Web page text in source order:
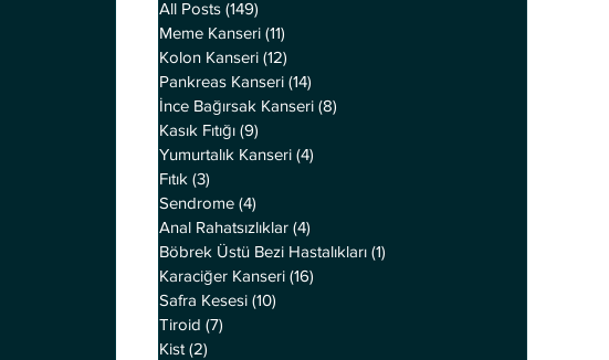
All Posts (149)
Meme Kanseri (11)
Kolon Kanseri (12)
Pankreas Kanseri (14)
İnce Bağırsak Kanseri (8)
Kasık Fıtığı (9)
Yumurtalık Kanseri (4)
Fıtık (3)
Sendrome (4)
Anal Rahatsızlıklar (4)
Böbrek Üstü Bezi Hastalıkları (1)
Karaciğer Kanseri (16)
Safra Kesesi (10)
Tiroid (7)
Kist (2)